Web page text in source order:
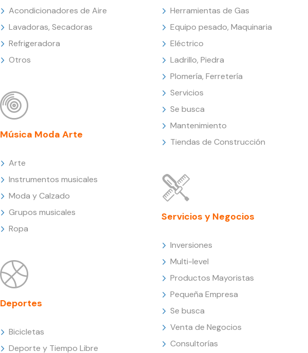
Acondicionadores de Aire
Lavadoras, Secadoras
Refrigeradora
Otros
Música Moda Arte
Arte
Instrumentos musicales
Moda y Calzado
Grupos musicales
Ropa
Deportes
Bicicletas
Deporte y Tiempo Libre
Herramientas de Gas
Equipo pesado, Maquinaria
Eléctrico
Ladrillo, Piedra
Plomería, Ferretería
Servicios
Se busca
Mantenimiento
Tiendas de Construcción
Servicios y Negocios
Inversiones
Multi-level
Productos Mayoristas
Pequeña Empresa
Se busca
Venta de Negocios
Consultorías